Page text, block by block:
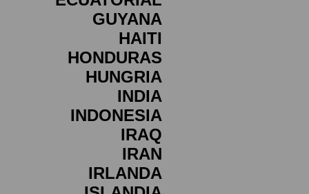
GUYANA
HAITI
HONDURAS
HUNGRIA
INDIA
INDONESIA
IRAQ
IRAN
IRLANDA